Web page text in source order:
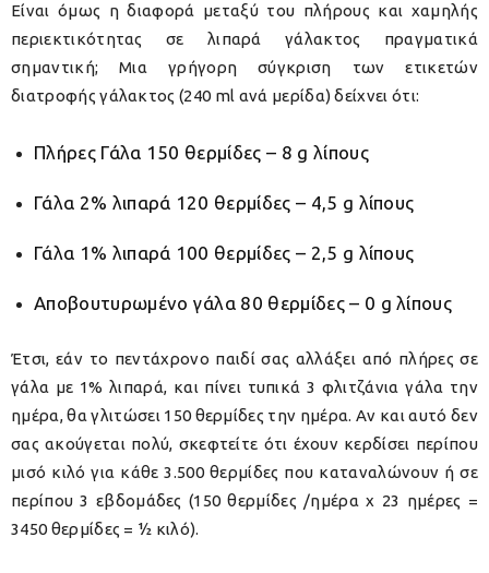
Είναι όμως η διαφορά μεταξύ του πλήρους και χαμηλής
περιεκτικότητας σε λιπαρά γάλακτος πραγματικά
σημαντική; Μια γρήγορη σύγκριση των ετικετών
διατροφής γάλακτος (240 ml ανά μερίδα) δείχνει ότι:
Πλήρες Γάλα 150 θερμίδες – 8 g λίπους
Γάλα 2% λιπαρά 120 θερμίδες – 4,5 g λίπους
Γάλα 1% λιπαρά 100 θερμίδες – 2,5 g λίπους
Αποβουτυρωμένο γάλα 80 θερμίδες – 0 g λίπους
Έτσι, εάν το πεντάχρονο παιδί σας αλλάξει από πλήρες σε
γάλα με 1% λιπαρά, και πίνει τυπικά 3 φλιτζάνια γάλα την
ημέρα, θα γλιτώσει 150 θερμίδες την ημέρα. Αν και αυτό δεν
σας ακούγεται πολύ, σκεφτείτε ότι έχουν κερδίσει περίπου
μισό κιλό για κάθε 3.500 θερμίδες που καταναλώνουν ή σε
περίπου 3 εβδομάδες (150 θερμίδες /ημέρα x 23 ημέρες =
3450 θερμίδες = ½ κιλό).